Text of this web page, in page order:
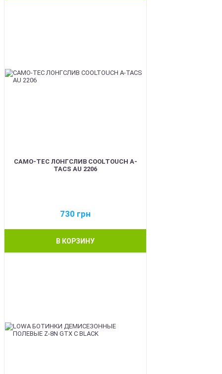
CAMO-TEC ЛОНГСЛИВ COOLTOUCH A-
TACS AU 2206
730 грн
В КОРЗИНУ